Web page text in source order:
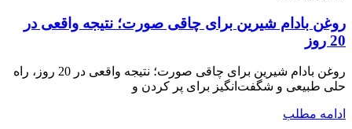
روغن بادام شیرین برای چاقی صورت؛ نتیجه واقعی در
20 روز
روغن بادام شیرین برای چاقی صورت؛ نتیجه واقعی در 20 روز، راه
حلی طبیعی و شگفت‌انگیز برای پر کردن و
ادامه مطلب